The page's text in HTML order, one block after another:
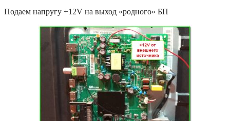
Подаем напругу +12V на выход «родного» БП